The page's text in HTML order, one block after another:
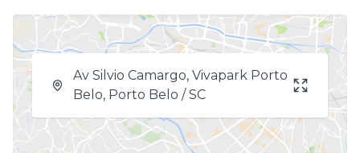
Av Silvio Camargo, Vivapark Porto
Belo, Porto Belo / SC